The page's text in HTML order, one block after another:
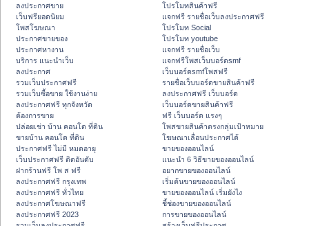
ลงประกาศขาย
เว็บฟรียอดนิยม
โพสโฆษณา
ประกาศขายของ
ประกาศหางาน
บริการ แนะนำเว็บ
ลงประกาศ
รวมเว็บประกาศฟรี
รวมเว็บซื้อขาย ใช้งานง่าย
ลงประกาศฟรี ทุกจังหวัด
ต้องการขาย
ปล่อยเช่า บ้าน คอนโด ที่ดิน
ขายบ้าน คอนโด ที่ดิน
ประกาศฟรี ไม่มี หมดอายุ
เว็บประกาศฟรี ติดอันดับ
ฝากร้านฟรี โพ ส ฟรี
ลงประกาศฟรี กรุงเทพ
ลงประกาศฟรี ทั่วไทย
ลงประกาศโฆษณาฟรี
ลงประกาศฟรี 2023
โปรโมทสินค้าฟรี
แจกฟรี รายชื่อเว็บลงประกาศฟรี
โปรโมท Social
โปรโมท youtube
แจกฟรี รายชื่อเว็บ
แจกฟรีโพสเว็บบอร์ดsmf
เว็บบอร์ดsmfโพสฟรี
รายชื่อเว็บบอร์ดขายสินค้าฟรี
ลงประกาศฟรี เว็บบอร์ด
เว็บบอร์ดขายสินค้าฟรี
ฟรี เว็บบอร์ด แรงๆ
โพสขายสินค้าตรงกลุ่มเป้าหมาย
โฆษณาเลื่อนประกาศได้
ขายของออนไลน์
แนะนำ 6 วิธีขายของออนไลน์
อยากขายของออนไลน์
เริ่มต้นขายของออนไลน์
ขายของออนไลน์ เริ่มยังไง
ชี้ช่องขายของออนไลน์
การขายของออนไลน์